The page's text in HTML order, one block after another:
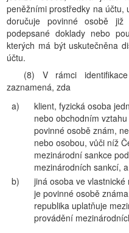
peněžními prostředky na účtu,
doručuje povinné osobě
podepsané doklady nebo
kterých má být uskutečněna
účtu.
(8) V rámci
zaznamená, zda
a)
klient, fyzická osoba
nebo obchodním
povinné osobě znám,
nebo osobou, vůči níž
mezinárodní sankce
mezinárodních sankcí, a
b)
jiná osoba ve
je povinné osobě
republika uplatňuje
provádění